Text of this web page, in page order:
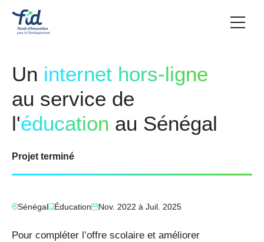
Un internet hors-ligne
au service de
l'éducation au Sénégal
Projet terminé
Sénégal Éducation Nov. 2022 à Juil. 2025
Pour compléter l’offre scolaire et améliorer